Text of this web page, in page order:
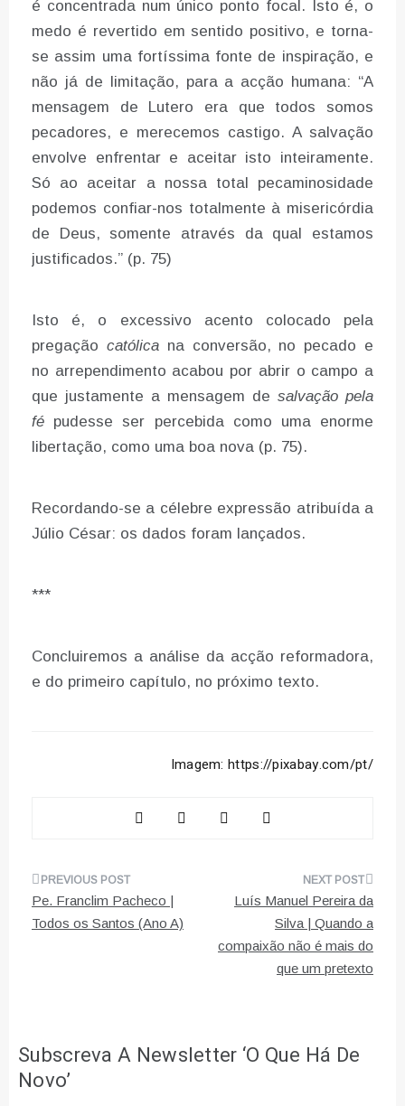
é concentrada num único ponto focal. Isto é, o
medo é revertido em sentido positivo, e torna-
se assim uma fortíssima fonte de inspiração, e
não já de limitação, para a acção humana: “A
mensagem de Lutero era que todos somos
pecadores, e merecemos castigo. A salvação
envolve enfrentar e aceitar isto inteiramente.
Só ao aceitar a nossa total pecaminosidade
podemos confiar-nos totalmente à misericórdia
de Deus, somente através da qual estamos
justificados.” (p. 75)
Isto é, o excessivo acento colocado pela
pregação católicana conversão, no pecado e
no arrependimento acabou por abrir o campo a
que justamente a mensagem de salvação pela
fé pudesse ser percebida como uma enorme
libertação, como uma boa nova (p. 75).
Recordando-se a célebre expressão atribuída a
Júlio César: os dados foram lançados.
***
Concluiremos a análise da acção reformadora,
e do primeiro capítulo, no próximo texto.
Imagem: https://pixabay.com/pt/
Navegação
de
Pe. Franclim Pacheco |
Todos os Santos (Ano A)
Luís Manuel Pereira da
Silva | Quando a
compaixão não é mais do
que um pretexto
Subscreva A Newsletter ‘O Que Há De
Novo’